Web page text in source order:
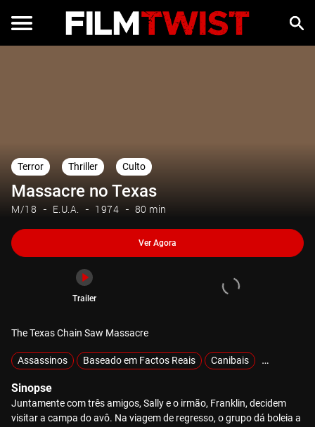
Terror Thriller Culto
Massacre no Texas
M/18 E.U.A. 1974 80 min
Ver Agora
Trailer
The Texas Chain Saw Massacre
Assassinos Baseado em Factos Reais Canibais Exclusivos
Sinopse
Juntamente com três amigos, Sally e o irmão, Franklin, decidem
visitar a campa do avô. Na viagem de regresso, o grupo dá boleia a